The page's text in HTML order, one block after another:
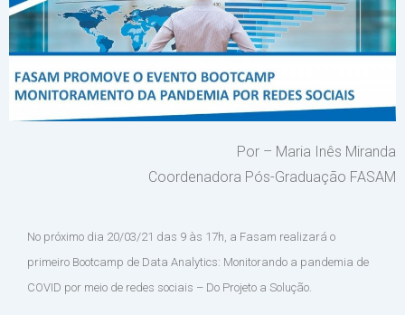
Por – Maria Inês Miranda
Coordenadora Pós-Graduação FASAM
No próximo dia 20/03/21 das 9 às 17h, a Fasam realizará o
primeiro Bootcamp de Data Analytics: Monitorando a pandemia de
COVID por meio de redes sociais – Do Projeto a Solução.